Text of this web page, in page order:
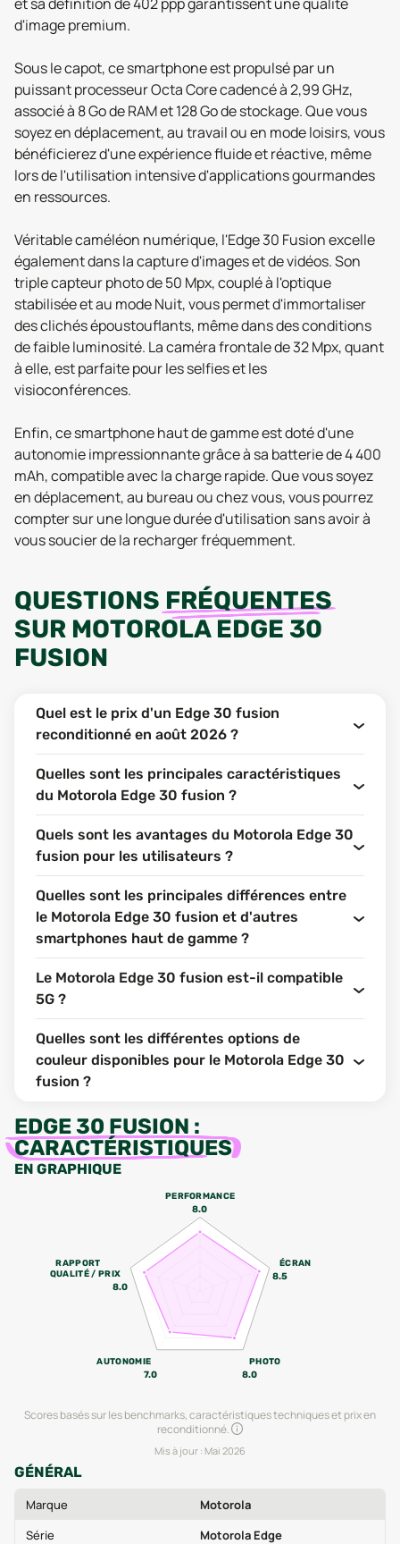
d'image premium.
Sous le capot, ce smartphone est propulsé par un
puissant processeur Octa Core cadencé à 2,99 GHz,
associé à 8 Go de RAM et 128 Go de stockage. Que vous
soyez en déplacement, au travail ou en mode loisirs, vous
bénéficierez d'une expérience fluide et réactive, même
lors de l'utilisation intensive d'applications gourmandes
en ressources.
Véritable caméléon numérique, l'Edge 30 Fusion excelle
également dans la capture d'images et de vidéos. Son
triple capteur photo de 50 Mpx, couplé à l'optique
stabilisée et au mode Nuit, vous permet d'immortaliser
des clichés époustouflants, même dans des conditions
de faible luminosité. La caméra frontale de 32 Mpx, quant
à elle, est parfaite pour les selfies et les
visioconférences.
Enfin, ce smartphone haut de gamme est doté d'une
autonomie impressionnante grâce à sa batterie de 4 400
mAh, compatible avec la charge rapide. Que vous soyez
en déplacement, au bureau ou chez vous, vous pourrez
compter sur une longue durée d'utilisation sans avoir à
vous soucier de la recharger fréquemment.
QUESTIONS FRÉQUENTES
SUR MOTOROLA EDGE 30
FUSION
Quel est le prix d'un Edge 30 fusion
reconditionné en août 2026 ?
Quelles sont les principales caractéristiques
du Motorola Edge 30 fusion ?
Quels sont les avantages du Motorola Edge 30
fusion pour les utilisateurs ?
Quelles sont les principales différences entre
le Motorola Edge 30 fusion et d'autres
smartphones haut de gamme ?
Le Motorola Edge 30 fusion est-il compatible
5G ?
Quelles sont les différentes options de
couleur disponibles pour le Motorola Edge 30
fusion ?
EDGE 30 FUSION :
CARACTÉRISTIQUES
EN GRAPHIQUE
PERFORMANCE
8.0
ÉCRAN
8.5
PHOTO
8.0
AUTONOMIE
7.0
RAPPORT
QUALITÉ / PRIX
8.0
Scores basés sur les benchmarks, caractéristiques techniques et prix en
reconditionné.
Mis à jour : Mai 2026
GÉNÉRAL
Marque
Motorola
Série
Motorola Edge